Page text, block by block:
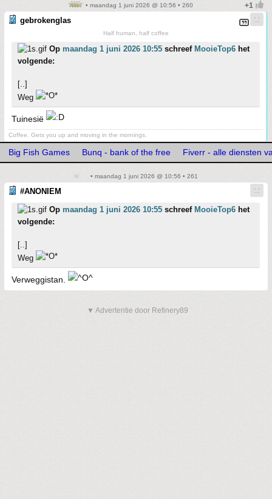
• maandag 1 juni 2026 @ 10:56 • 260
gebrokenglas
Half human, half coffee
Op maandag 1 juni 2026 10:55 schreef MooieTop6 het
volgende:
[..]
Weg
Tuinesië
Coffee. Gets you up and moving in the mornings.
Big Fish Games Bunq - bank of the free Fiverr - alle diensten
• maandag 1 juni 2026 @ 10:56 • 261
#ANONIEM
Op maandag 1 juni 2026 10:55 schreef MooieTop6 het
volgende:
[..]
Weg
Verweggistan.
▼ Advertentie door Refinery89